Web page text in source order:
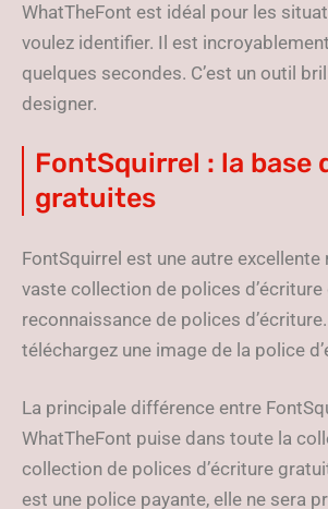
WhatTheFont est idéal pour les
voulez identifier. Il est
quelques secondes. C’est un outil
designer.
FontSquirrel : la base
gratuites
FontSquirrel est une autre
vaste collection de polices
reconnaissance de polices
téléchargez une image de la police
La principale différence entre
WhatTheFont puise dans toute la
collection de polices d’écriture
est une police payante, elle ne sera